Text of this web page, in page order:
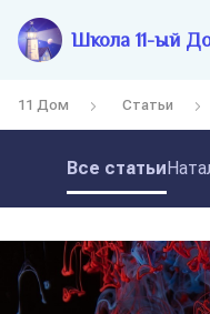
Школа 11-ый
11 Дом Статьи
Все статьи